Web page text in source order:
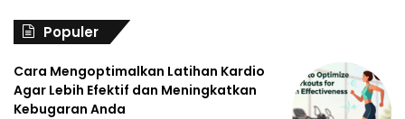
Populer
Cara Mengoptimalkan Latihan Kardio
Agar Lebih Efektif dan Meningkatkan
Kebugaran Anda